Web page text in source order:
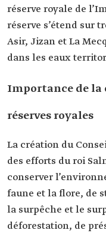
réserve royale de
réserve s’étend sur
Asir, Jizan et La
dans les eaux
Importance de la
réserves royales
La création du
des efforts du roi
conserver
faune et la flore, de
la surpêche et le
déforestation, de